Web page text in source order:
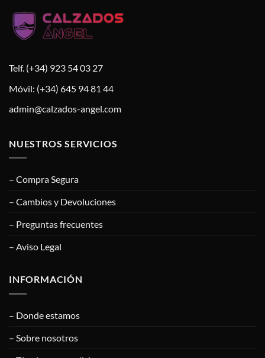
Telf. (+34) 923 54 03 27
Móvil: (+34) 645 94 81 44
admin@calzados-angel.com
NUESTROS SERVICIOS
– Compra Segura
– Cambios y Devoluciones
– Preguntas frecuentes
– Aviso Legal
INFORMACIÓN
– Donde estamos
– Sobre nosotros